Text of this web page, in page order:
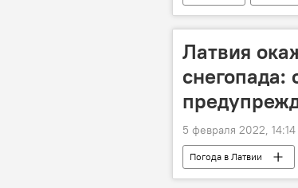
Латвия
снегопада:
5 февраля 2022, 14:14
Погода в Латвии